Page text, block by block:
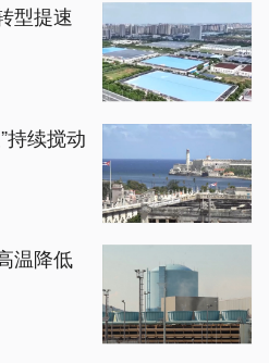
型提速
持续搅动
温降低